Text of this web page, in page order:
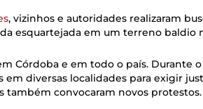
, vizinhos e autoridades realizaram
esquartejada em um terreno baldio
Córdoba e em todo o país. Durante
em diversas localidades para exigir
também convocaram novos protestos.